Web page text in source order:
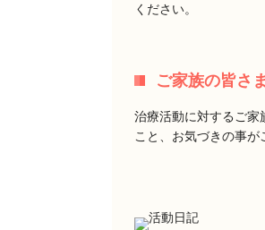
ください。
ご家族の皆さ
治療活動に対するご家
こと、お気づきの事